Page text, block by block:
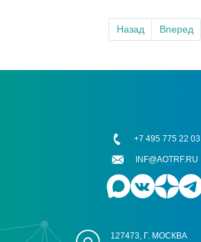
Назад Вперед
127473, Г. МОСКВА
+7 495 775 22 03
INF@AOTRF.RU